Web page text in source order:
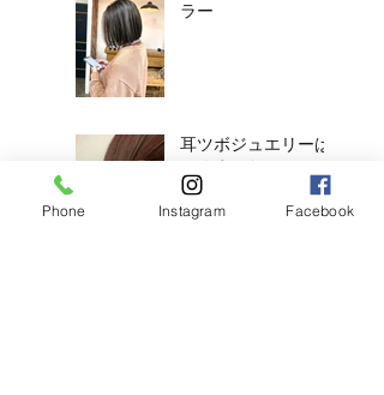
ラー
耳ツボジュエリーは
じめました！
Phone Instagram Facebook